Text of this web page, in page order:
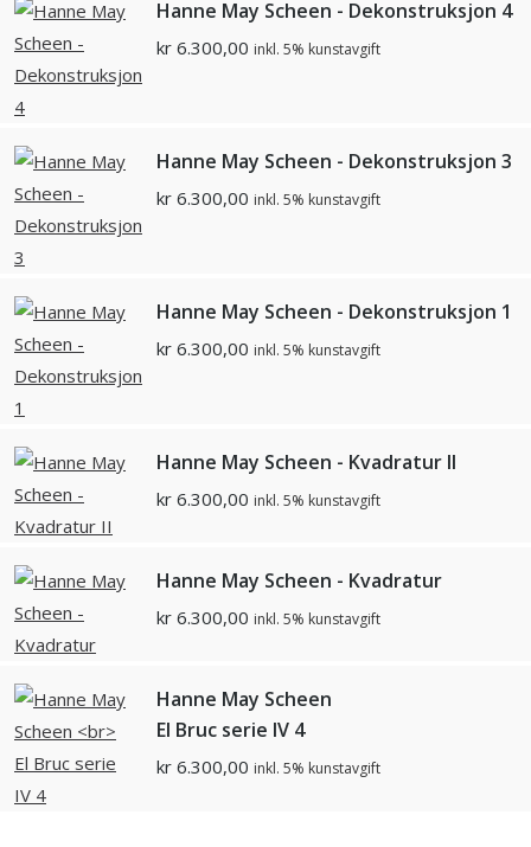
Hanne May Scheen - Dekonstruksjon 4
kr 6.300,00 inkl. 5% kunstavgift
Hanne May Scheen - Dekonstruksjon 3
kr 6.300,00 inkl. 5% kunstavgift
Hanne May Scheen - Dekonstruksjon 1
kr 6.300,00 inkl. 5% kunstavgift
Hanne May Scheen - Kvadratur II
kr 6.300,00 inkl. 5% kunstavgift
Hanne May Scheen - Kvadratur
kr 6.300,00 inkl. 5% kunstavgift
Hanne May Scheen
El Bruc serie IV 4
kr 6.300,00 inkl. 5% kunstavgift